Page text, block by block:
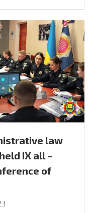
law
IX all –
of